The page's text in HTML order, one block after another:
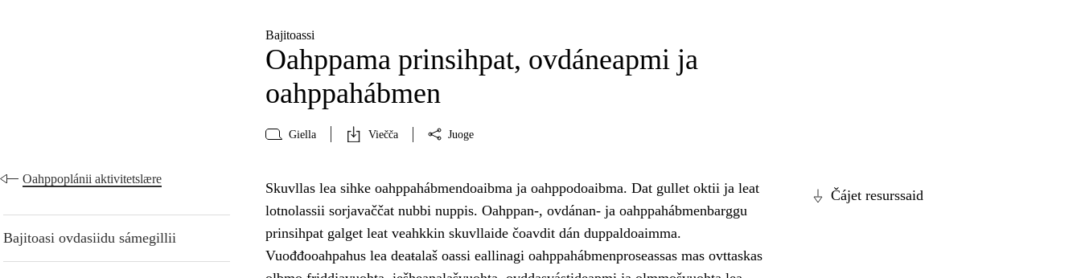
Bajitoassi
Oahppama prinsihpat, ovdáneapmi ja
oahppahábmen
Giella Viečča Juoge
Oahppoplánii aktivitetslære
Bajitoasi ovdasiidu sámegillii
Čájet resurssaid
Skuvllas lea sihke oahppahábmendoaibma ja oahppodoaibma. Dat gullet oktii ja leat
lotnolassii sorjavaččat nubbi nuppis. Oahppan-, ovdánan- ja oahppahábmenbarggu
prinsihpat galget leat veahkkin skuvllaide čoavdit dán duppaldoaimma.
Vuođđooahpahus lea deaŧalaš oassi eallinagi oahppahábmenproseassas mas ovttaskas